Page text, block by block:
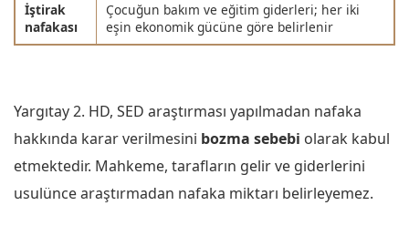
İştirak
nafakası
Çocuğun bakım ve eğitim giderleri; her iki
eşin ekonomik gücüne göre belirlenir
Yargıtay 2. HD, SED araştırması yapılmadan nafaka
hakkında karar verilmesini bozma sebebi olarak kabul
etmektedir. Mahkeme, tarafların gelir ve giderlerini
usulünce araştırmadan nafaka miktarı belirleyemez.